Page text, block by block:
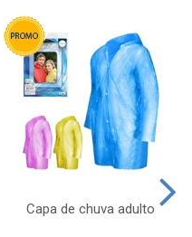
Capa de chuva adulto